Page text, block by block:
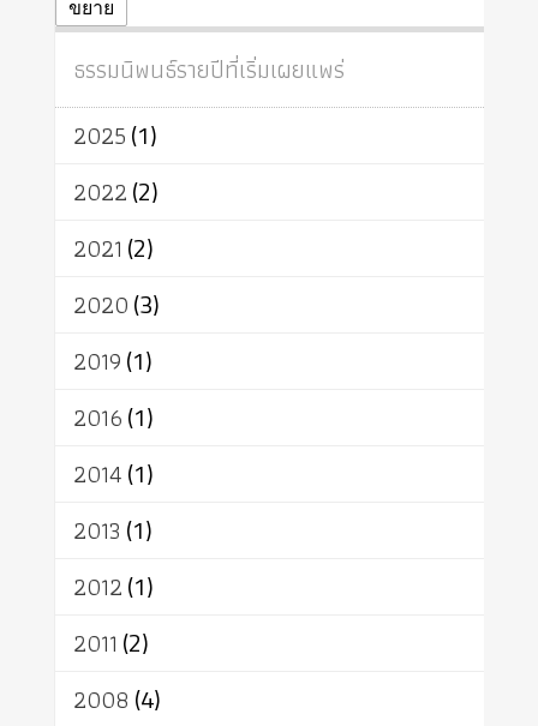
ปฏิจจสมุปบาท
ศาสนาประจำชาติ
อินเดีย
ผู้บริโภค
ธรรมาธิปไตย
จักร
การแยกรัฐกับศาสนา
ธรรมชาติ
เทคโนโลยี
สิทธิ
พุทธบริษัท
อัตถะ
เทวดา
ขยาย
ธรรมนิพนธ์รายปีที่เริ่มเผยแพร่
2025(1)
2022(2)
2021 (2)
2020(3)
2019(1)
2016(1)
2014(1)
2013 (1)
2012(1)
2011 (2)
2008 (4)